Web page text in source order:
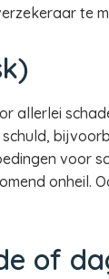
te
allerlei
voor
onheil.
of